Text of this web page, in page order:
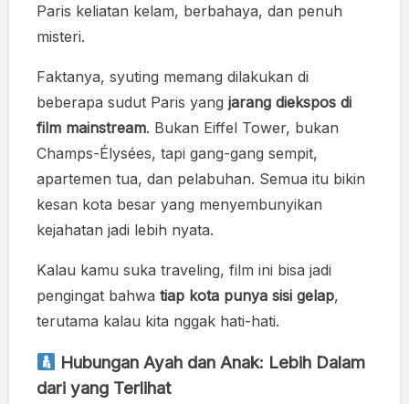
Paris keliatan kelam, berbahaya, dan penuh
misteri.
Faktanya, syuting memang dilakukan di
beberapa sudut Paris yang jarang diekspos di
film mainstream. Bukan Eiffel Tower, bukan
Champs-Élysées, tapi gang-gang sempit,
apartemen tua, dan pelabuhan. Semua itu bikin
kesan kota besar yang menyembunyikan
kejahatan jadi lebih nyata.
Kalau kamu suka traveling, film ini bisa jadi
pengingat bahwa tiap kota punya sisi gelap,
terutama kalau kita nggak hati-hati.
Hubungan Ayah dan Anak: Lebih Dalam
dari yang Terlihat